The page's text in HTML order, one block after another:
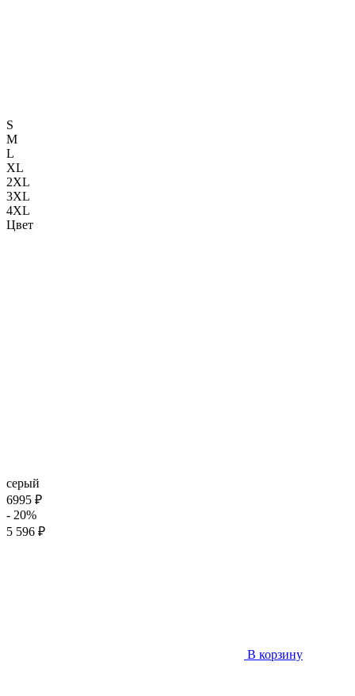
S
M
L
XL
2XL
3XL
4XL
Цвет
серый
6995 ₽
- 20%
5 596 ₽
В корзину